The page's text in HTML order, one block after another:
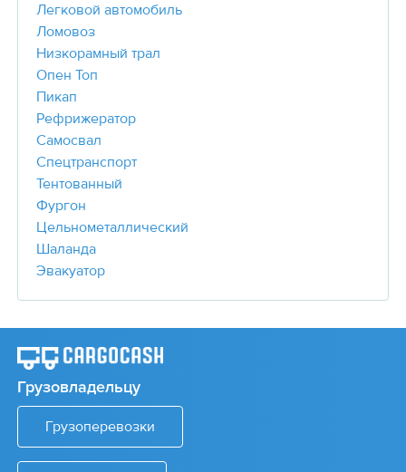
Легковой автомобиль
Ломовоз
Низкорамный трал
Опен Топ
Пикап
Рефрижератор
Самосвал
Спецтранспорт
Тентованный
Фургон
Цельнометаллический
Шаланда
Эвакуатор
Грузовладельцу
Грузоперевозки